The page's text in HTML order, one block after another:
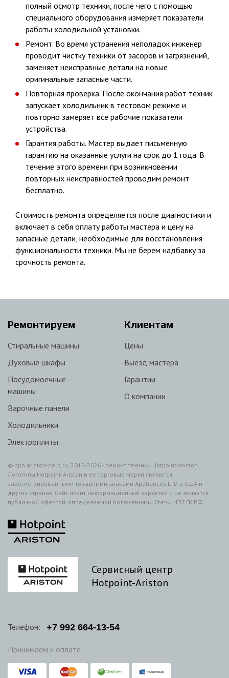
полный осмотр техники, после чего с помощью
специального оборудования измеряет показатели
работы холодильной установки.
Ремонт. Во время устранения неполадок инженер
проводит чистку техники от засоров и загрязнений,
заменяет неисправные детали на новые
оригинальные запасные части.
Повторная проверка. После окончания работ техник
запускает холодильник в тестовом режиме и
повторно замеряет все рабочие показатели
устройства.
Гарантия работы. Мастер выдает письменную
гарантию на оказанные услуги на срок до 1 года. В
течение этого времени при возникновении
повторных неисправностей проводим ремонт
бесплатно.
Стоимость ремонта определяется после диагностики и
включает в себя оплату работы мастера и цену на
запасные детали, необходимые для восстановления
функциональности техники. Мы не берем надбавку за
срочность ремонта.
Ремонтируем
Стиральные машины
Духовые шкафы
Посудомоечные
машины
Варочные панели
Холодильники
Электроплиты
Клиентам
Цены
Выезд мастера
Гарантии
О компании
© spb.ariston-help.ru, 2015-2026 - ремонт техники Hotpoint-Ariston.
Логотипы Hotpoint-Ariston и ее торговые марки являются
зарегистрированными товарными знаками Appliances LTD в США и
других странах. Сайт носит информационный характер и не является
публичной офертой, определяемой положениями Статьи 437 ГК РФ.
Сервисный центр
Hotpoint-Ariston
Телефон: +7 992 664-13-54
Принимаем к оплате: